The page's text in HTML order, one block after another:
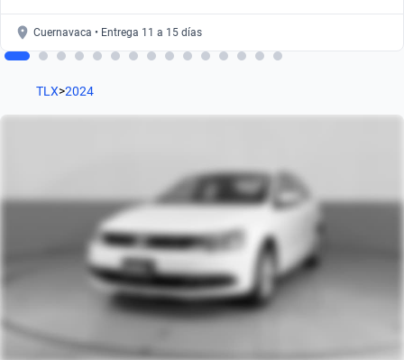
Cuernavaca • Entrega 11 a 15 días
TLX>2024